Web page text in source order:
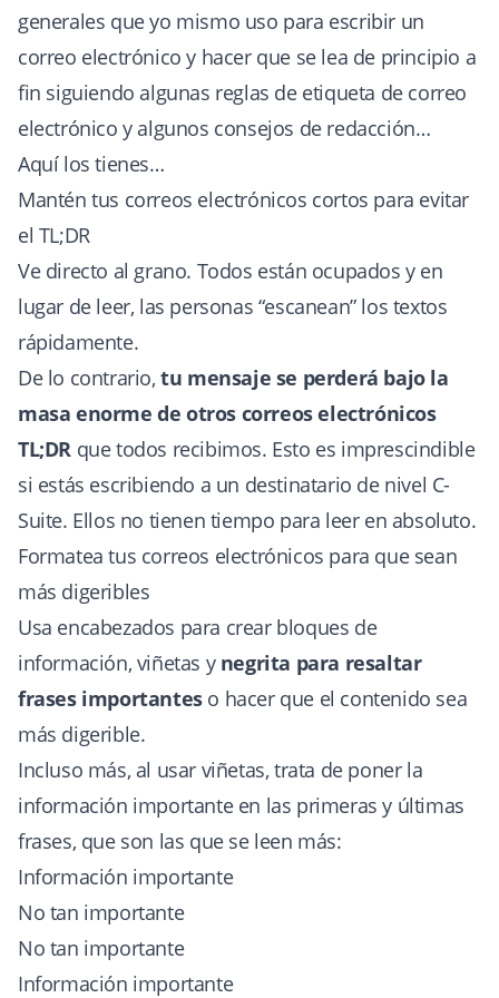
generales que yo mismo uso para escribir un
correo electrónico y hacer que se lea de principio a
fin siguiendo algunas reglas de etiqueta de correo
electrónico y algunos consejos de redacción…
Aquí los tienes…
Mantén tus correos electrónicos cortos para evitar
el TL;DR
Ve directo al grano. Todos están ocupados y en
lugar de leer, las personas “escanean” los textos
rápidamente.
De lo contrario,tu mensaje se perderá bajo la
masa enorme de otros correos electrónicos
TL;DR que todos recibimos. Esto es imprescindible
si estás escribiendo a un destinatario de nivel C-
Suite. Ellos no tienen tiempo para leer en absoluto.
Formatea tus correos electrónicos para que sean
más digeribles
Usa encabezados para crear bloques de
información, viñetas y negrita para resaltar
frases importanteso hacer que el contenido sea
más digerible.
Incluso más, al usar viñetas, trata de poner la
información importante en las primeras y últimas
frases, que son las que se leen más:
Información importante
No tan importante
No tan importante
Información importante